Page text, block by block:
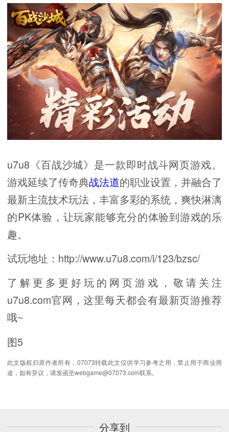
u7u8《百战沙城》是一款即时战斗网页游戏。
游戏延续了传奇典战法道的职业设置，并融合了
最新主流技术玩法，丰富多彩的系统，爽快淋漓
的PK体验，让玩家能够充分的体验到游戏的乐
趣。
试玩地址：http://www.u7u8.com/i/123/bzsc/
了解更多更好玩的网页游戏，敬请关注
u7u8.com官网，这里每天都会有最新页游推荐
哦~
图5
此文版权归原作者所有，07073转载此文仅供学习参考之用，禁止用于商业用
途，如有异议，请发函至webgame@07073.com联系。
分享到